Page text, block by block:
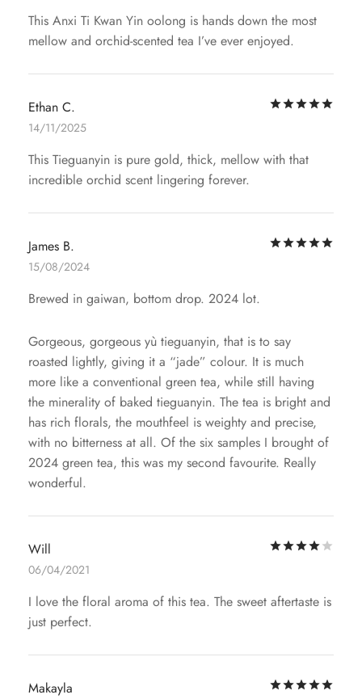
This Anxi Ti Kwan Yin oolong is hands down the most
mellow and orchid-scented tea I’ve ever enjoyed.
Ethan C.
14/11/2025
This Tieguanyin is pure gold, thick, mellow with that
incredible orchid scent lingering forever.
James B.
15/08/2024
Brewed in gaiwan, bottom drop. 2024 lot.
Gorgeous, gorgeous yù tieguanyin, that is to say
roasted lightly, giving it a “jade” colour. It is much
more like a conventional green tea, while still having
the minerality of baked tieguanyin. The tea is bright and
has rich florals, the mouthfeel is weighty and precise,
with no bitterness at all. Of the six samples I brought of
2024 green tea, this was my second favourite. Really
wonderful.
Will
06/04/2021
I love the floral aroma of this tea. The sweet aftertaste is
just perfect.
Makayla